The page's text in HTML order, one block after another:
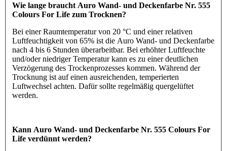
Wie lange braucht Auro Wand- und Deckenfarbe Nr. 555
Colours For Life zum Trocknen?
Bei einer Raumtemperatur von 20 °C und einer relativen
Luftfeuchtigkeit von 65% ist die Auro Wand- und Deckenfarbe
nach 4 bis 6 Stunden überarbeitbar. Bei erhöhter Luftfeuchte
und/oder niedriger Temperatur kann es zu einer deutlichen
Verzögerung des Trockenprozesses kommen. Während der
Trocknung ist auf einen ausreichenden, temperierten
Luftwechsel achten. Dafür sollte regelmäßig quergelüftet
werden.
Kann Auro Wand- und Deckenfarbe Nr. 555 Colours For
Life verdünnt werden?